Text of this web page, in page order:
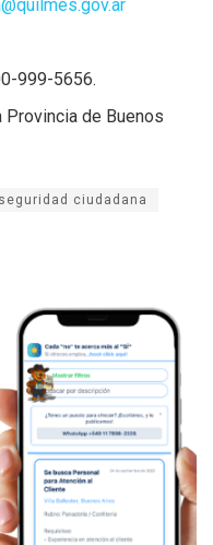
999-5656.
de Buenos
seguridad ciudadana